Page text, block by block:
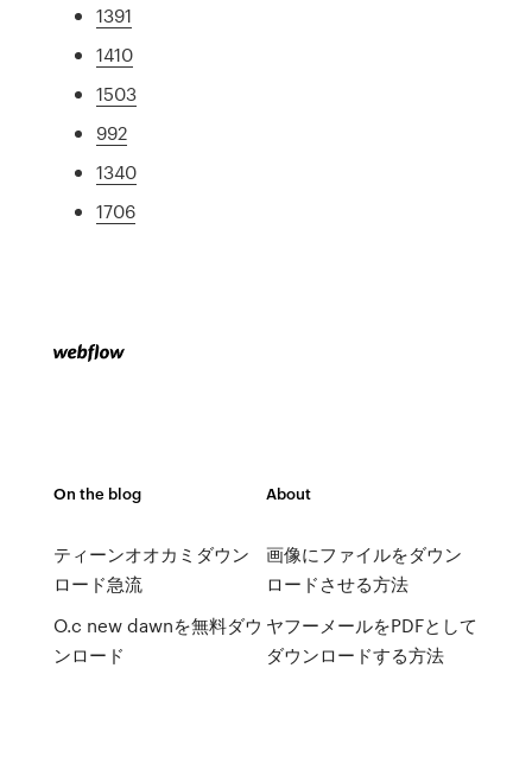
1391
1410
1503
992
1340
1706
On the blog
ティーンオオカミダウン
ロード急流
O.c new dawnを無料ダウ
ンロード
About
画像にファイルをダウン
ロードさせる方法
ヤフーメールをPDFとして
ダウンロードする方法